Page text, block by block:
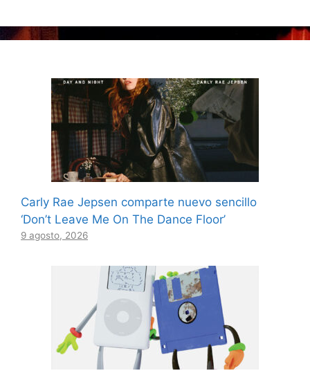
Carly Rae Jepsen comparte nuevo sencillo
‘Don’t Leave Me On The Dance Floor’
9 agosto, 2026